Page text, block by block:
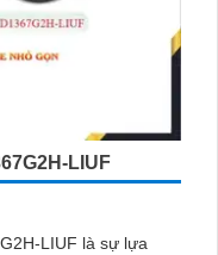
LIUF
LIUF là sự lựa